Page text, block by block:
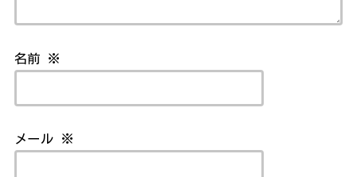
名前 ※
メール ※